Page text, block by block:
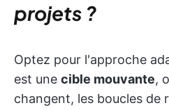
projets ?
Optez pour l'approche
est une cible mouvante,
changent, les boucles de